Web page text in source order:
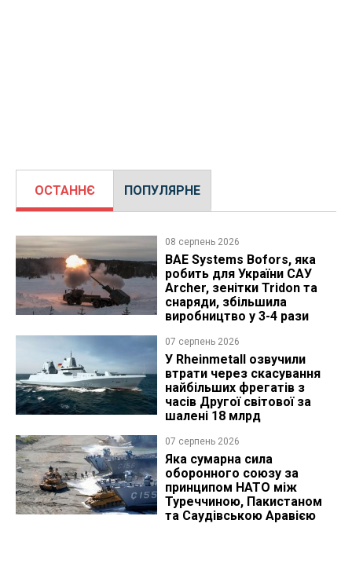
ОСТАННЄ ПОПУЛЯРНЕ
08 серпень 2026
BAE Systems Bofors, яка
робить для України САУ
Archer, зенітки Tridon та
снаряди, збільшила
виробництво у 3-4 рази
07 серпень 2026
У Rheinmetall озвучили
втрати через скасування
найбільших фрегатів з
часів Другої світової за
шалені 18 млрд
07 серпень 2026
Яка сумарна сила
оборонного союзу за
принципом НАТО між
Туреччиною, Пакистаном
та Саудівською Аравією